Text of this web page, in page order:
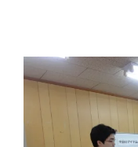
View
Larger
Image